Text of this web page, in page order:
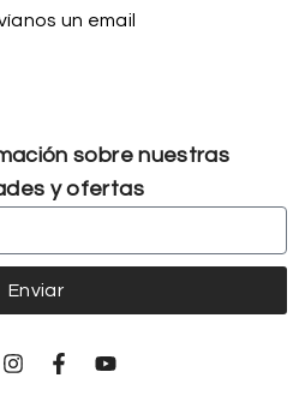
un email
sobre nuestras
y ofertas
Enviar